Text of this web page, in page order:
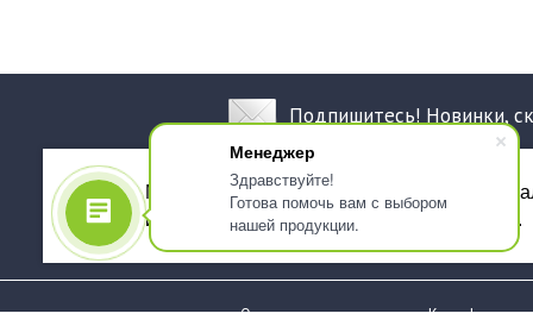
Менеджер
Здравствуйте!
Готова помочь вам с выбором
нашей продукции.
Подпишитесь! Новинки,
О компании
Как оформить
Мы используем файлы cookie, для
использованием сервиса Яндекс.Метрика.